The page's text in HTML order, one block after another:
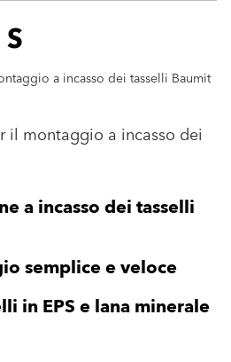
a incasso dei tasselli Baumit
il montaggio a incasso dei
a incasso dei tasselli
semplice e veloce
in EPS e lana minerale